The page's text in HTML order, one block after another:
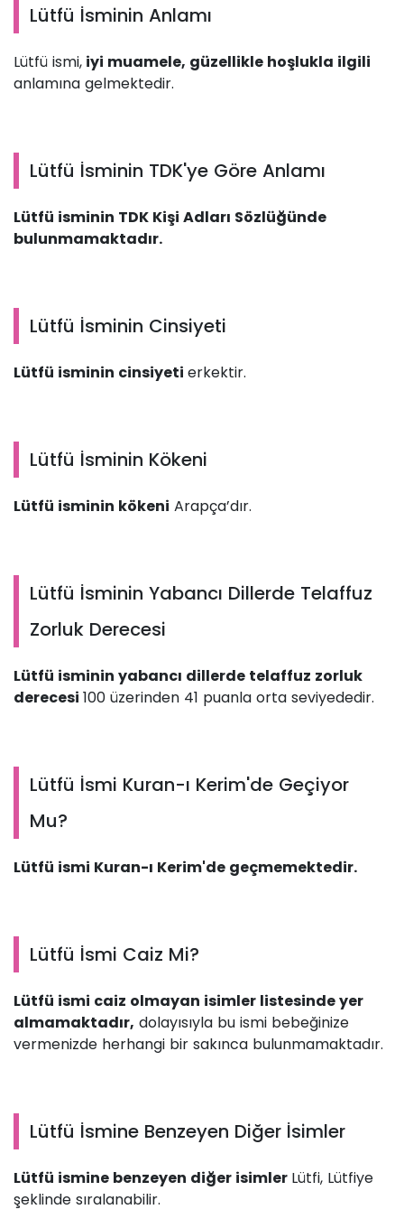
Lütfü İsminin Anlamı
Lütfü ismi, iyi muamele, güzellikle hoşlukla ilgili
anlamına gelmektedir.
Lütfü İsminin TDK'ye Göre Anlamı
Lütfü isminin TDK Kişi Adları Sözlüğünde
bulunmamaktadır.
Lütfü İsminin Cinsiyeti
Lütfü isminin cinsiyeti erkektir.
Lütfü İsminin Kökeni
Lütfü isminin kökeni Arapça’dır.
Lütfü İsminin Yabancı Dillerde Telaffuz
Zorluk Derecesi
Lütfü isminin yabancı dillerde telaffuz zorluk
derecesi 100 üzerinden 41 puanla orta seviyededir.
Lütfü İsmi Kuran-ı Kerim'de Geçiyor
Mu?
Lütfü ismi Kuran-ı Kerim'de geçmemektedir.
Lütfü İsmi Caiz Mi?
Lütfü ismi caiz olmayan isimler listesinde yer
almamaktadır, dolayısıyla bu ismi bebeğinize
vermenizde herhangi bir sakınca bulunmamaktadır.
Lütfü İsmine Benzeyen Diğer İsimler
Lütfü ismine benzeyen diğer isimler Lütfi, Lütfiye
şeklinde sıralanabilir.